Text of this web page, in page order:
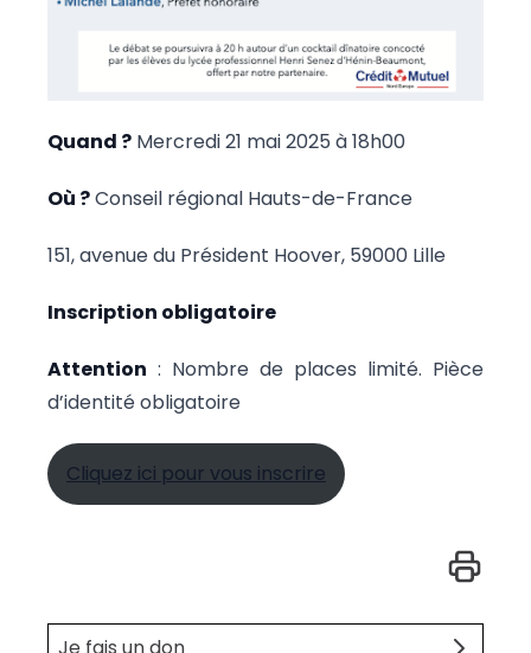
Quand ? Mercredi 21 mai 2025 à 18h00
Où ?Conseil régional Hauts-de-France
151, avenue du Président Hoover, 59000 Lille
Inscription obligatoire
Attention : Nombre de places limité. Pièce
d’identité obligatoire
Cliquez ici pour vous inscrire
Je fais un don